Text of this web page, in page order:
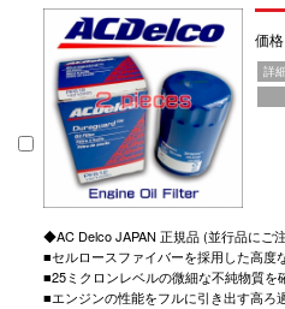
価
詳
◆AC Delco JAPAN 正規品 (並行品にご
■セルロースファイバーを採用した高度
■25ミクロンレベルの微細な不純物質を
■エンジンの性能をフルに引き出す高ろ